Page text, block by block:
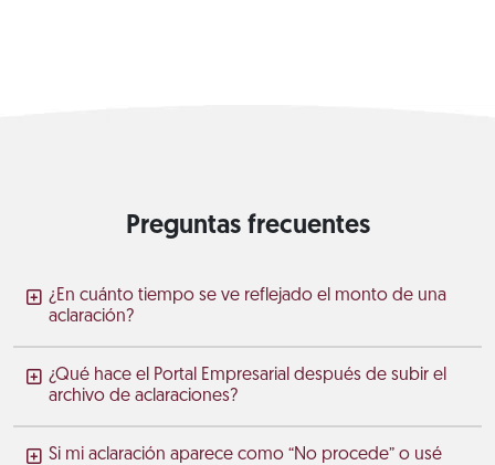
Preguntas frecuentes
¿En cuánto tiempo se ve reflejado el monto de una
aclaración?
¿Qué hace el Portal Empresarial después de subir el
archivo de aclaraciones?
Si mi aclaración aparece como “No procede” o usé